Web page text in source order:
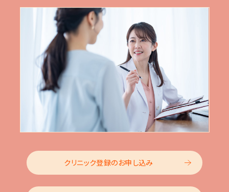
クリニック登録のお申し込み